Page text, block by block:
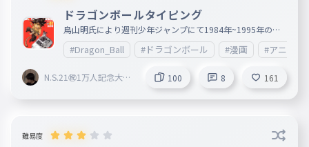
ドラゴンボールタイピング
鳥山明氏により週刊少年ジャンプにて1984年~1995年の約1
0年半にわたり連載され、 アニメ化もされた世界的漫画「D
RAGON BALL」「DRAGONBALL Z（改）」に登場するキャ
ラクターのタイピングです。
#Dragon_Ball #ドラゴンボール #漫画 #アニメ
N.S.21㊗︎1万人記念大会
100 8 161
難易度